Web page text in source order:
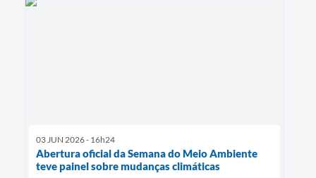
03 JUN 2026 - 16h24
Abertura oficial da Semana do Meio Ambiente
teve painel sobre mudanças climáticas